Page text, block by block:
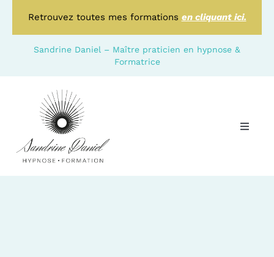
Retrouvez toutes mes formations en cliquant ici.
Sandrine Daniel – Maître praticien en hypnose &
Formatrice
Toggle
Qui suis je ?